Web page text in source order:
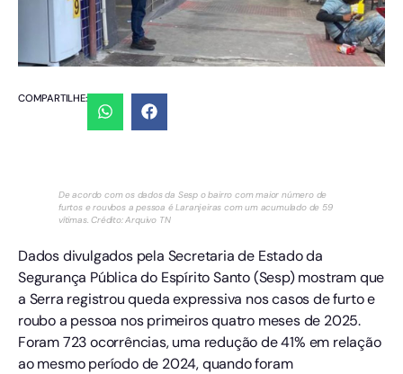
COMPARTILHE:
De acordo com os dados da Sesp o bairro com maior número de
furtos e rouvbos a pessoa é Laranjeiras com um acumulado de 59
vítimas. Crédito: Arquivo TN
Dados divulgados pela Secretaria de Estado da
Segurança Pública do Espírito Santo (Sesp) mostram que
a Serra registrou queda expressiva nos casos de furto e
roubo a pessoa nos primeiros quatro meses de 2025.
Foram 723 ocorrências, uma redução de 41% em relação
ao mesmo período de 2024, quando foram